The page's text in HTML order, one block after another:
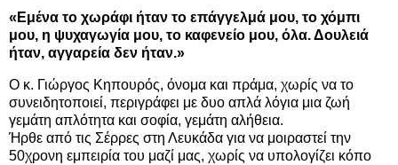
«Εμένα το χωράφι ήταν το επάγγελμά μου, το χόμπι
μου, η ψυχαγωγία μου, το καφενείο μου, όλα. Δουλειά
ήταν, αγγαρεία δεν ήταν.»
Ο κ. Γιώργος Κηπουρός, όνομα και πράμα, χωρίς να το
συνειδητοποιεί, περιγράφει με δυο απλά λόγια μια ζωή
γεμάτη απλότητα και σοφία, γεμάτη αλήθεια.
Ήρθε από τις Σέρρες στη Λευκάδα για να μοιραστεί την
50χρονη εμπειρία του μαζί μας, χωρίς να υπολογίζει κόπο